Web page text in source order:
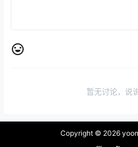
暂无讨论，说
Copyright © 2026